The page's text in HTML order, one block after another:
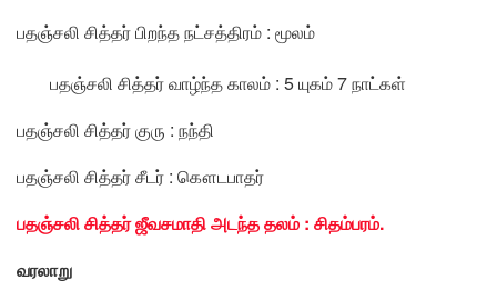
பதஞ்சலி சித்தர் பிறந்த நட்சத்திரம் : மூலம்
பதஞ்சலி சித்தர் வாழ்ந்த காலம் : 5 யுகம் 7 நாட்கள்
பதஞ்சலி சித்தர் குரு : நந்தி
பதஞ்சலி சித்தர் சீடர் : கௌடபாதர்
பதஞ்சலி சித்தர் ஜீவசமாதி அடந்த தலம் : சிதம்பரம்.
வரலாறு